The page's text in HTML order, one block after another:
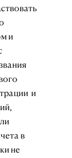
и
и
в
не